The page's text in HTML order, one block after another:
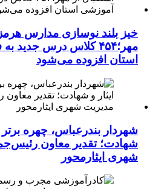
خیز بلند نوسازی مدارس
مهر؛۴۵۴ کلاس درس
استان افزوده می‌شود
شهردار بندرعباس، چهره برتر
شهادت؛ تقدیر معاون
شهری ایثارمحور